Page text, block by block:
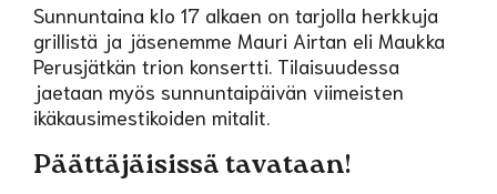
​​​​​​​Sunnuntaina klo 17 alkaen on tarjolla herkkuja
grillistä ja jäsenemme Mauri Airtan eli Maukka
Perusjätkän trion konsertti. Tilaisuudessa
jaetaan myös sunnuntaipäivän viimeisten
ikäkausimestikoiden mitalit.
Päättäjäisissä tavataan!